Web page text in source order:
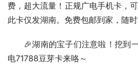
费，超大流量！正规广电手机卡，
此卡仅发湖南。免费包邮到家，随时
🎉湖南的宝子们注意啦！挖到
电71788豆芽卡来咯～